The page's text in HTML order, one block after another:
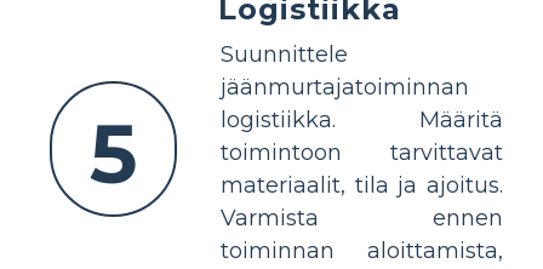
5
Logistiikka
Suunnittele
jäänmurtajatoiminnan
logistiikka. Määritä
toimintoon tarvittavat
materiaalit, tila ja ajoitus.
Varmista ennen
toiminnan aloittamista,